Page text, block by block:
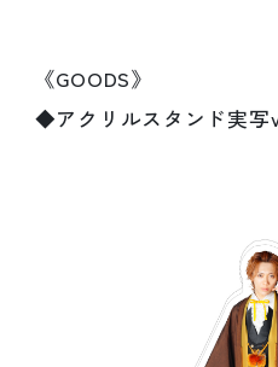
《GOODS》
◆アクリルスタンド実写